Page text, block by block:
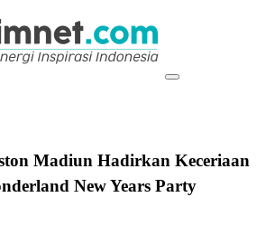
Madiun Hadirkan Keceriaan
New Years Party